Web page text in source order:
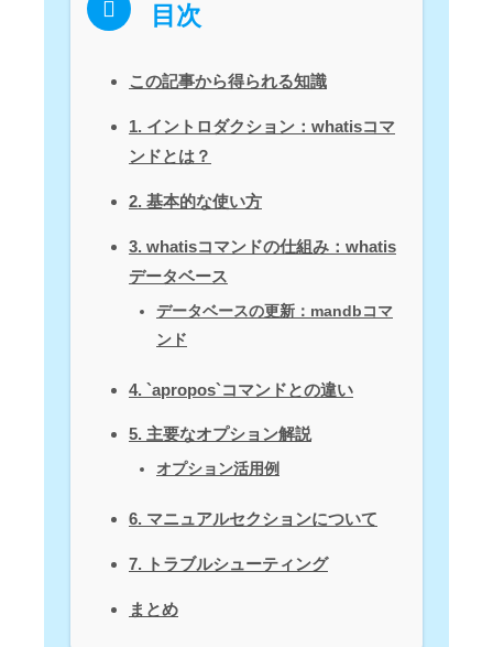
目次
この記事から得られる知識
1. イントロダクション：whatisコマ
ンドとは？
2. 基本的な使い方
3. whatisコマンドの仕組み：whatis
データベース
データベースの更新：mandbコマ
ンド
4. `apropos`コマンドとの違い
5. 主要なオプション解説
オプション活用例
6. マニュアルセクションについて
7. トラブルシューティング
まとめ